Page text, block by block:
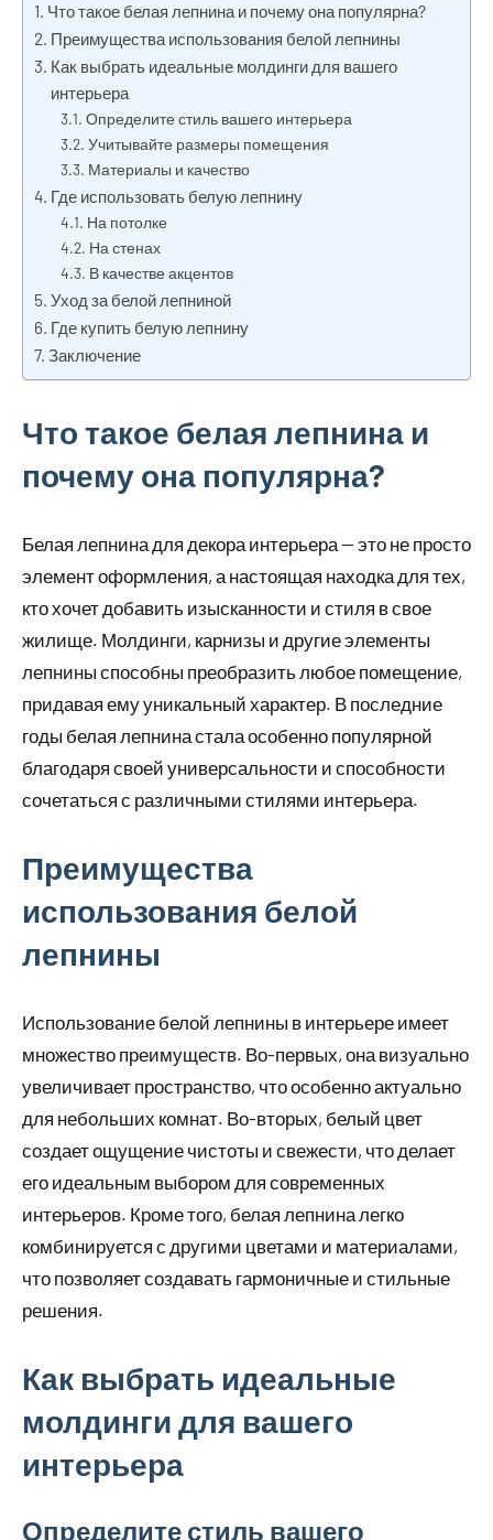
Что такое белая лепнина и почему она популярна?
Преимущества использования белой лепнины
Как выбрать идеальные молдинги для вашего
интерьера
Определите стиль вашего интерьера
Учитывайте размеры помещения
Материалы и качество
Где использовать белую лепнину
На потолке
На стенах
В качестве акцентов
Уход за белой лепниной
Где купить белую лепнину
Заключение
Что такое белая лепнина и
почему она популярна?
Белая лепнина для декора интерьера — это не просто
элемент оформления, а настоящая находка для тех,
кто хочет добавить изысканности и стиля в свое
жилище. Молдинги, карнизы и другие элементы
лепнины способны преобразить любое помещение,
придавая ему уникальный характер. В последние
годы белая лепнина стала особенно популярной
благодаря своей универсальности и способности
сочетаться с различными стилями интерьера.
Преимущества
использования белой
лепнины
Использование белой лепнины в интерьере имеет
множество преимуществ. Во-первых, она визуально
увеличивает пространство, что особенно актуально
для небольших комнат. Во-вторых, белый цвет
создает ощущение чистоты и свежести, что делает
его идеальным выбором для современных
интерьеров. Кроме того, белая лепнина легко
комбинируется с другими цветами и материалами,
что позволяет создавать гармоничные и стильные
решения.
Как выбрать идеальные
молдинги для вашего
интерьера
Определите стиль вашего